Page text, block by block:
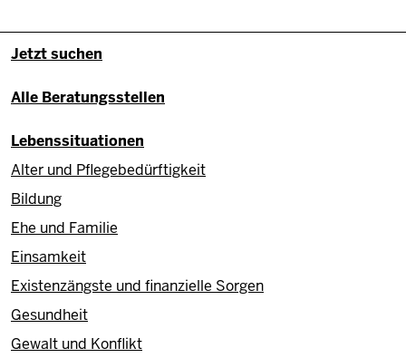
Fußzeile - Hauptnavigation/
Jetzt suchen
Alle Beratungsstellen
Lebenssituationen
Alter und Pflegebedürftigkeit
Bildung
Ehe und Familie
Einsamkeit
Existenzängste und finanzielle Sorgen
Gesundheit
Gewalt und Konflikt